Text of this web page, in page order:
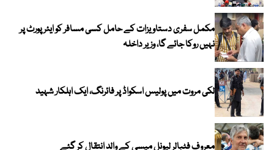
مکمل سفری دستاویزات کے حامل کسی مسافر کو ایئرپورٹ پر
نہیں روکا جائے گا، وزیر داخلہ
لکی مروت میں پولیس اسکواڈ پر فائرنگ، ایک اہلکار شہید
معروف فٹبالر لیونل میسی کے والد انتقال کر گئے